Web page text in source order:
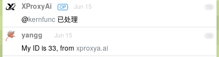
15
XProxyAi OP Jun 15
@kernfunc 已处理
16
yangg Jun 15
My ID is 33, from xproxya.ai